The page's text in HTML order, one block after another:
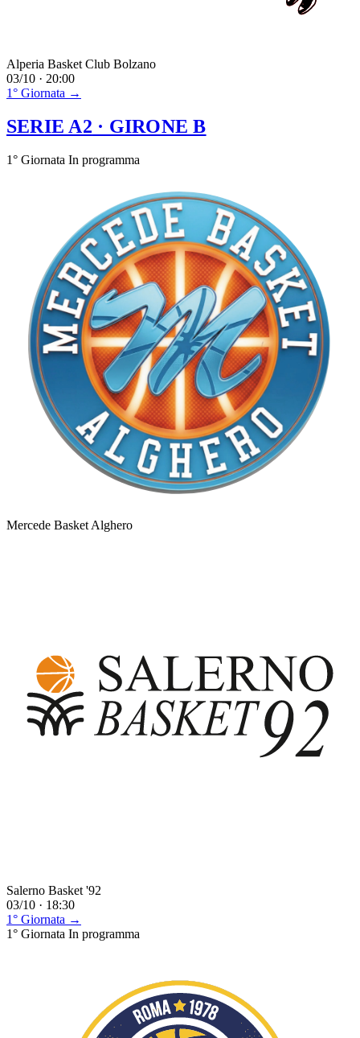
Alperia Basket Club Bolzano
03/10 · 20:00
1° Giornata →
SERIE A2 · GIRONE B
1° Giornata In programma
Mercede Basket Alghero
Salerno Basket '92
03/10 · 18:30
1° Giornata →
1° Giornata In programma